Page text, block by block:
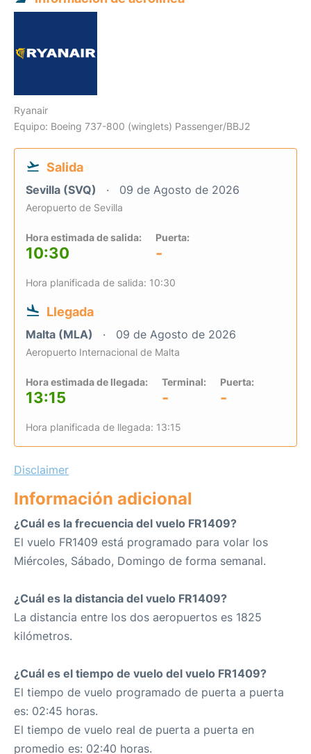
Ryanair
Equipo: Boeing 737-800 (winglets) Passenger/BBJ2
Salida
Sevilla (SVQ) 09 de Agosto de 2026
Aeropuerto de Sevilla
Hora estimada de salida:
10:30
Puerta:
-
Hora planificada de salida: 10:30
Llegada
Malta (MLA) 09 de Agosto de 2026
Aeropuerto Internacional de Malta
Hora estimada de llegada:
13:15
Terminal:
-
Puerta:
-
Hora planificada de llegada: 13:15
Disclaimer
Información adicional
¿Cuál es la frecuencia del vuelo FR1409?
El vuelo FR1409 está programado para volar los
Miércoles, Sábado, Domingo de forma semanal.
¿Cuál es la distancia del vuelo FR1409?
La distancia entre los dos aeropuertos es 1825
kilómetros.
¿Cuál es el tiempo de vuelo del vuelo FR1409?
El tiempo de vuelo programado de puerta a puerta
es: 02:45 horas.
El tiempo de vuelo real de puerta a puerta en
promedio es: 02:40 horas.